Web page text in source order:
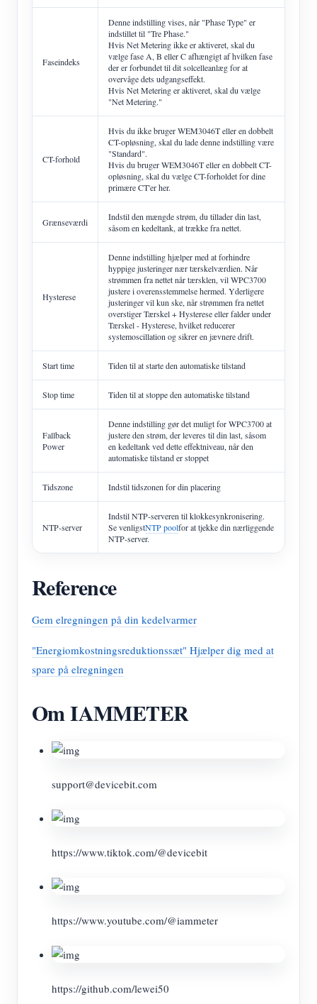
Faseindeks
Denne indstilling vises, når "Phase Type" er
indstillet til "Tre Phase."
Hvis Net Metering ikke er aktiveret, skal du
vælge fase A, B eller C afhængigt af hvilken fase
der er forbundet til dit solcelleanlæg for at
overvåge dets udgangseffekt.
Hvis Net Metering er aktiveret, skal du vælge
"Net Metering."
CT-forhold
Hvis du ikke bruger WEM3046T eller en dobbelt
CT-opløsning, skal du lade denne indstilling være
"Standard".
Hvis du bruger WEM3046T eller en dobbelt CT-
opløsning, skal du vælge CT-forholdet for dine
primære CT'er her.
Grænseværdi
Indstil den mængde strøm, du tillader din last,
såsom en kedeltank, at trække fra nettet.
Hysterese
Denne indstilling hjælper med at forhindre
hyppige justeringer nær tærskelværdien. Når
strømmen fra nettet når tærsklen, vil WPC3700
justere i overensstemmelse hermed. Yderligere
justeringer vil kun ske, når strømmen fra nettet
overstiger Tærskel + Hysterese eller falder under
Tærskel - Hysterese, hvilket reducerer
systemoscillation og sikrer en jævnere drift.
Start time Tiden til at starte den automatiske tilstand
Stop time Tiden til at stoppe den automatiske tilstand
Fallback
Power
Denne indstilling gør det muligt for WPC3700 at
justere den strøm, der leveres til din last, såsom
en kedeltank ved dette effektniveau, når den
automatiske tilstand er stoppet
Tidszone Indstil tidszonen for din placering
NTP-server
Indstil NTP-serveren til klokkesynkronisering.
Se venligstNTP poolfor at tjekke din nærliggende
NTP-server.
Reference
Gem elregningen på din kedelvarmer
"Energiomkostningsreduktionssæt" Hjælper dig med at
spare på elregningen
Om IAMMETER
support@devicebit.com
https://www.tiktok.com/@devicebit
https://www.youtube.com/@iammeter
https://github.com/lewei50